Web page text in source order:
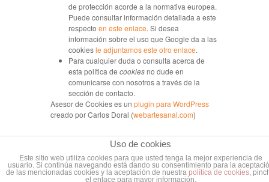
de protección acorde a la normativa europea.
Puede consultar información detallada a este
respecto en este enlace. Si desea
información sobre el uso que Google da a las
cookiesle adjuntamos este otro enlace.
Para cualquier duda o consulta acerca de
esta política de cookiesno dude en
comunicarse con nosotros a través de la
sección de contacto.
Asesor de Cookies es un plugin para WordPress
creado por Carlos Doral (webartesanal.com)
Uso de cookies
Este sitio web utiliza cookies para que usted tenga la mejor experiencia de
usuario. Si continúa navegando está dando su consentimiento para la
de las mencionadas cookies y la aceptación de nuestra política de cookies,
el enlace para mayor información.